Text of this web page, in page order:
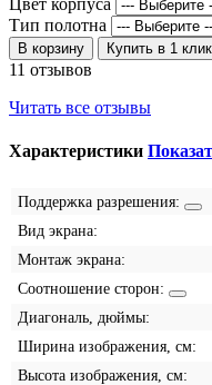
Цвет корпуса
Тип полотна
В корзину Купить в 1 клик
11 отзывов
Читать все отзывы
Характеристики
Поддержка разрешения:
Вид экрана:
Монтаж экрана:
Соотношение сторон:
Диагональ, дюймы:
Ширина изображения, см:
Высота изображения, см: